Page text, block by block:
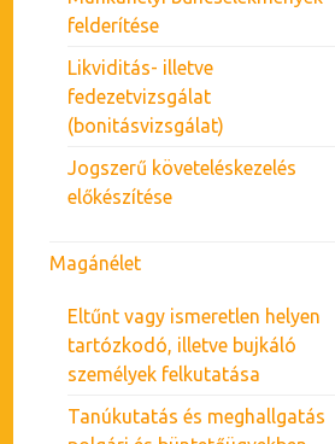
felderítése
Likviditás- illetve
fedezetvizsgálat
(bonitásvizsgálat)
Jogszerű követeléskezelés
előkészítése
Magánélet
Eltűnt vagy ismeretlen helyen
tartózkodó, illetve bujkáló
személyek felkutatása
Tanúkutatás és meghallgatás